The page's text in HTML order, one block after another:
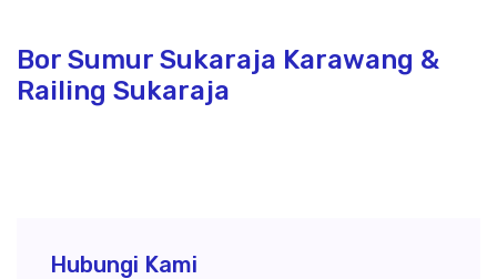
Bor Sumur Sukaraja Karawang &
Railing Sukaraja
Hubungi Kami